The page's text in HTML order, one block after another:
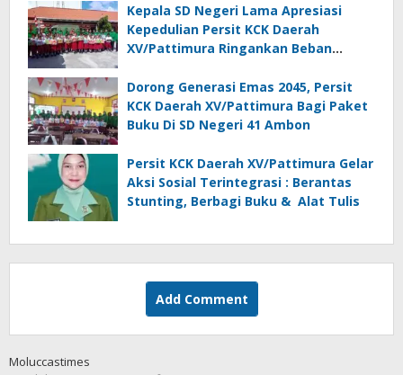
Kepala SD Negeri Lama Apresiasi
Kepedulian Persit KCK Daerah
XV/Pattimura Ringankan Beban
Dorong Generasi Emas 2045, Persit
KCK Daerah XV/Pattimura Bagi Paket
Buku Di SD Negeri 41 Ambon
Persit KCK Daerah XV/Pattimura Gelar
Aksi Sosial Terintegrasi : Berantas
Stunting, Berbagi Buku & Alat Tulis
Add Comment
Moluccastimes